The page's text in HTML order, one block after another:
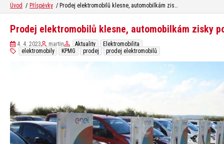
Úvod Příspěvky Prodej elektromobilů klesne, automobilkám zisky porostou
Prodej elektromobilů klesne, automobilkám zisky
4. 4. 2023 martin Aktuality
Elektromobilita
elektromobily
KPMG prodej prodej elektromobilů